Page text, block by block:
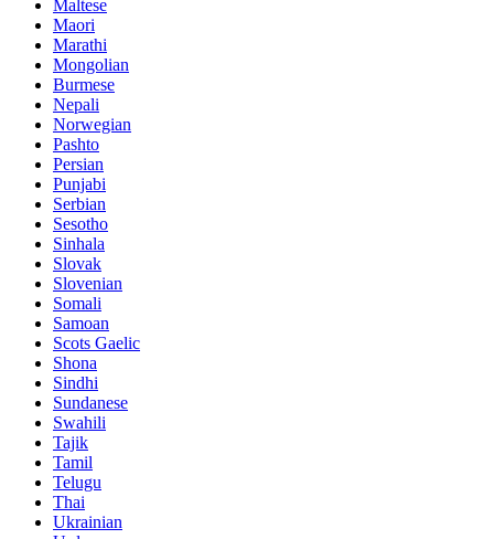
Maltese
Maori
Marathi
Mongolian
Burmese
Nepali
Norwegian
Pashto
Persian
Punjabi
Serbian
Sesotho
Sinhala
Slovak
Slovenian
Somali
Samoan
Scots Gaelic
Shona
Sindhi
Sundanese
Swahili
Tajik
Tamil
Telugu
Thai
Ukrainian